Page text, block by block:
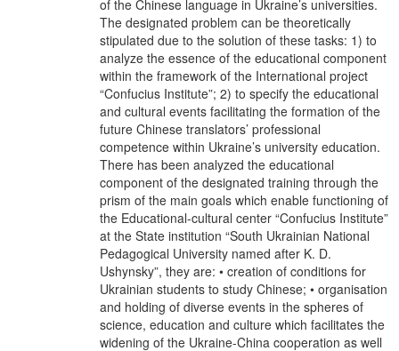
of the Chinese language in Ukraine’s universities.
The designated problem can be theoretically
stipulated due to the solution of these tasks: 1) to
analyze the essence of the educational component
within the framework of the International project
“Confucius Institute”; 2) to specify the educational
and cultural events facilitating the formation of the
future Chinese translators’ professional
competence within Ukraine’s university education.
There has been analyzed the educational
component of the designated training through the
prism of the main goals which enable functioning of
the Educational-cultural center “Confucius Institute”
at the State institution “South Ukrainian National
Pedagogical University named after K. D.
Ushynsky”, they are: • creation of conditions for
Ukrainian students to study Chinese; • organisation
and holding of diverse events in the spheres of
science, education and culture which facilitates the
widening of the Ukraine-China cooperation as well